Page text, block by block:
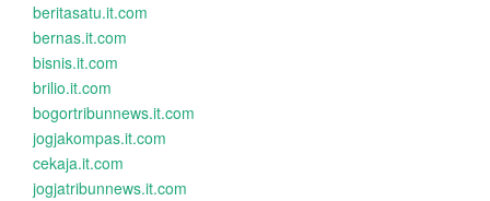
beritasatu.it.com
bernas.it.com
bisnis.it.com
brilio.it.com
bogortribunnews.it.com
jogjakompas.it.com
cekaja.it.com
jogjatribunnews.it.com